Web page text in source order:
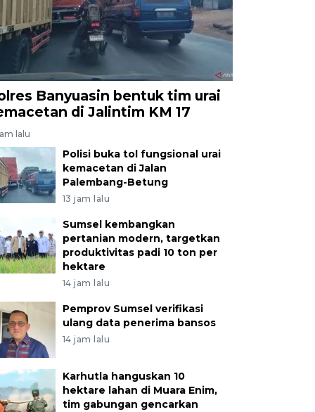
Banyuasin bentuk tim urai
di Jalintim KM 17
lalu
Polisi buka tol fungsional urai
kemacetan di Jalan
Palembang-Betung
13 jam lalu
Sumsel kembangkan
pertanian modern, targetkan
produktivitas padi 10 ton per
hektare
14 jam lalu
Pemprov Sumsel verifikasi
ulang data penerima bansos
14 jam lalu
Karhutla hanguskan 10
hektare lahan di Muara Enim,
tim gabungan gencarkan